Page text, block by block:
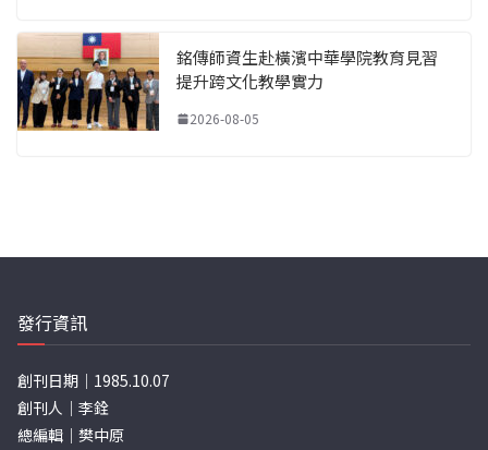
銘傳師資生赴橫濱中華學院教育見習
提升跨文化教學實力
2026-08-05
發行資訊
創刊日期｜1985.10.07
創刊人｜李銓
總編輯｜樊中原